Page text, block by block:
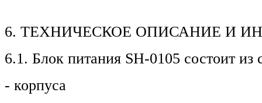
6. ТЕХНИЧЕСКОЕ ОПИСАНИЕ И
6.1. Блок питания SH-0105 состоит
- корпуса